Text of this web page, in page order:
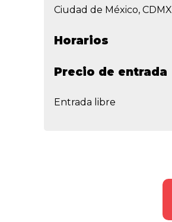
Ciudad de México, CDMX
Horarios
Precio de entrada
Entrada libre